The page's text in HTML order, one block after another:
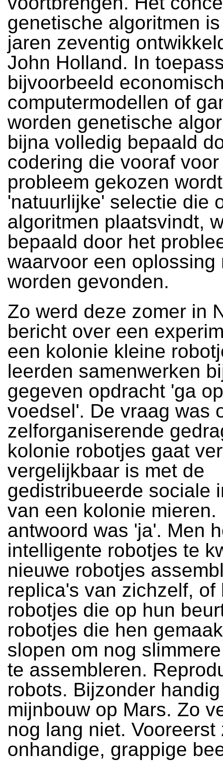
genetische algoritmen
jaren zeventig
John Holland. In
bijvoorbeeld
computermodellen of
worden genetische
bijna volledig bepaald
codering die vooraf
probleem gekozen
'natuurlijke' selectie die
algoritmen plaatsvindt,
bepaald door het
waarvoor een oplossing
worden gevonden.
Zo werd deze zomer in
bericht over een
een kolonie kleine
leerden samenwerken
gegeven opdracht 'ga
voedsel'. De vraag was
zelforganiserende
kolonie robotjes gaat
vergelijkbaar is met de
gedistribueerde sociale
van een kolonie mieren.
antwoord was 'ja'. Men
intelligente robotjes te
nieuwe robotjes
replica's van zichzelf, of
robotjes die op hun
robotjes die hen
slopen om nog
te assembleren.
robots. Bijzonder
mijnbouw op Mars. Zo
nog lang niet. Vooreerst
onhandige, grappige